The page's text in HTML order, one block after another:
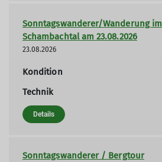
Sonntagswanderer/Wanderung im
Schambachtal am 23.08.2026
23.08.2026
Kondition
Technik
Details
Sonntagswanderer / Bergtour